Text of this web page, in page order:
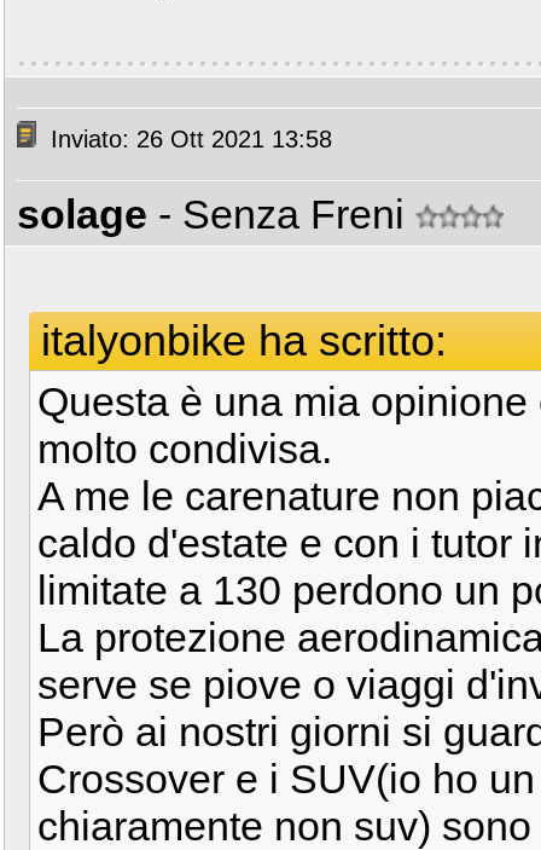
Inviato: 26 Ott 2021 13:58
solage - Senza Freni
italyonbike ha scritto:
Questa è una mia
molto condivisa.
A me le carenature non
caldo d'estate e con i tutor
limitate a 130 perdono un
La protezione
serve se piove o viaggi
Però ai nostri giorni si
Crossover e i SUV(io ho
chiaramente non suv)